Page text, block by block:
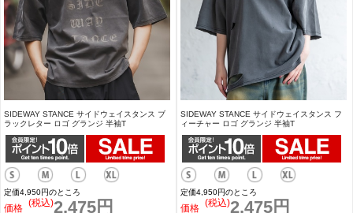
SIDEWAY STANCE サイドウェイスタンス ブ
ラックレター ロゴ グランジ 半袖T
定価4,950円のところ
価格 2,475円
(税込)
SIDEWAY STANCE サイドウェイスタンス フ
ィーチャー ロゴ グランジ 半袖T
定価4,950円のところ
価格 2,475円
(税込)